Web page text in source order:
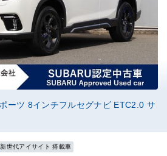
ーツ 8インチフルセグナビ ETC2.0 サ
新世代アイサイト 搭載車